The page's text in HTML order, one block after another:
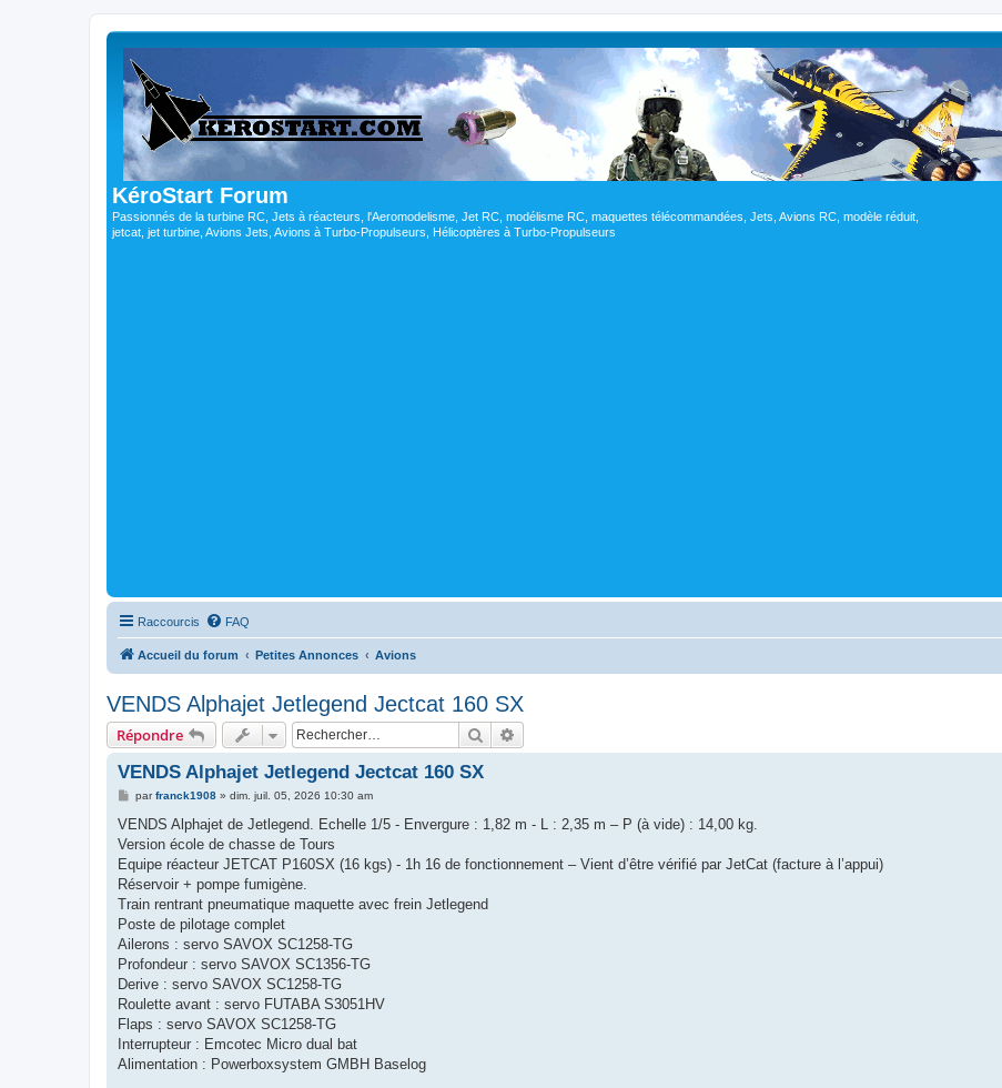
KéroStart Forum
Passionnés de la turbine RC, Jets à réacteurs, l'Aeromodelisme, Jet RC, modélisme RC, maquettes télécommandées, Jets, Avions RC, modèle réduit,
jetcat, jet turbine, Avions Jets, Avions à Turbo-Propulseurs, Hélicoptères à Turbo-Propulseurs
Raccourcis FAQ
Accueil du forum Petites Annonces Avions
VENDS Alphajet Jetlegend Jectcat 160 SX
Répondre Rechercher
VENDS Alphajet Jetlegend Jectcat 160 SX
M
s
a
g
e
parfranck1908» dim. juil. 05, 2026 10:30 am
VENDS Alphajet de Jetlegend. Echelle 1/5 - Envergure : 1,82 m - L : 2,35 m – P (à vide) : 14,00 kg.
Version école de chasse de Tours
Equipe réacteur JETCAT P160SX (16 kgs) - 1h 16 de fonctionnement – Vient d’être vérifié par JetCat (facture à l’appui)
Réservoir + pompe fumigène.
Train rentrant pneumatique maquette avec frein Jetlegend
Poste de pilotage complet
Ailerons : servo SAVOX SC1258-TG
Profondeur : servo SAVOX SC1356-TG
Derive : servo SAVOX SC1258-TG
Roulette avant : servo FUTABA S3051HV
Flaps : servo SAVOX SC1258-TG
Interrupteur : Emcotec Micro dual bat
Alimentation : Powerboxsystem GMBH Baselog